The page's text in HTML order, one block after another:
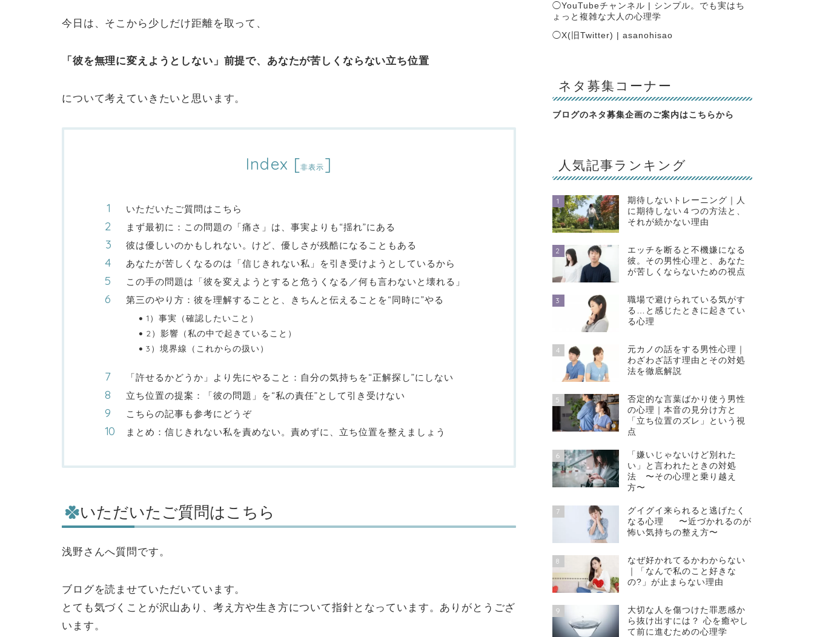
今日は、そこから少しだけ距離を取って、
「彼を無理に変えようとしない」前提で、あなたが苦しくならない立ち位置
について考えていきたいと思います。
Index [非表示 ]
いただいたご質問はこちら
まず最初に：この問題の「痛さ」は、事実よりも“揺れ”にある
彼は優しいのかもしれない。けど、優しさが残酷になることもある
あなたが苦しくなるのは「信じきれない私」を引き受けようとしているから
この手の問題は「彼を変えようとすると危うくなる／何も言わないと壊れる」
第三のやり方：彼を理解することと、きちんと伝えることを“同時に”やる
1）事実（確認したいこと）
2）影響（私の中で起きていること）
3）境界線（これからの扱い）
「許せるかどうか」より先にやること：自分の気持ちを“正解探し”にしない
立ち位置の提案：「彼の問題」を“私の責任”として引き受けない
こちらの記事も参考にどうぞ
まとめ：信じきれない私を責めない。責めずに、立ち位置を整えましょう
いただいたご質問はこちら
浅野さんへ質問です。
ブログを読ませていただいています。
とても気づくことが沢山あり、考え方や生き方について指針となっています。ありがとうござ
います。
◯YouTubeチャンネル | シンプル。でも実はち
ょっと複雑な大人の心理学
◯X(旧Twitter) | asanohisao
ネタ募集コーナー
ブログのネタ募集企画のご案内はこちらから
人気記事ランキング
1
期待しないトレーニング｜人
に期待しない４つの方法と、
それが続かない理由
2
エッチを断ると不機嫌になる
彼。その男性心理と、あなた
が苦しくならないための視点
3
職場で避けられている気がす
る…と感じたときに起きてい
る心理
4
元カノの話をする男性心理｜
わざわざ話す理由とその対処
法を徹底解説
5
否定的な言葉ばかり使う男性
の心理｜本音の見分け方と
「立ち位置のズレ」という視
点
6
「嫌いじゃないけど別れた
い」と言われたときの対処
法 〜その心理と乗り越え
方〜
7
グイグイ来られると逃げたく
なる心理 〜近づかれるのが
怖い気持ちの整え方〜
8
なぜ好かれてるかわからない
｜「なんで私のこと好きな
の?」が止まらない理由
9
大切な人を傷つけた罪悪感か
ら抜け出すには？ 心を癒やし
て前に進むための心理学